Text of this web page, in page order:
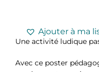
Ajouter à ma
Une activité ludique
Avec ce poster